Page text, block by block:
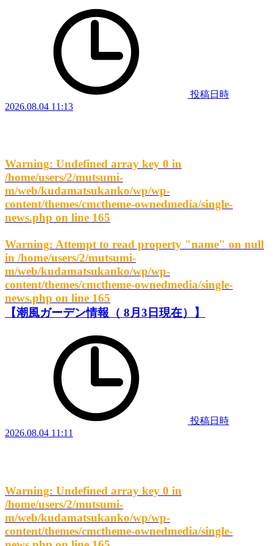
投稿日時
2026.08.04 11:13
Warning: Undefined array key 0 in
/home/users/2/mutsumi-
m/web/kudamatsukanko/wp/wp-
content/themes/cmctheme-ownedmedia/single-
news.php on line 165
Warning: Attempt to read property "name" on null
in /home/users/2/mutsumi-
m/web/kudamatsukanko/wp/wp-
content/themes/cmctheme-ownedmedia/single-
news.php on line 165
【潮風ガーデン情報（ 8月3日現在）】
投稿日時
2026.08.04 11:11
Warning: Undefined array key 0 in
/home/users/2/mutsumi-
m/web/kudamatsukanko/wp/wp-
content/themes/cmctheme-ownedmedia/single-